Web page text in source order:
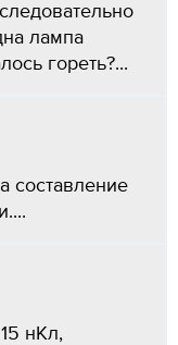
лампа
гореть?...
составление
нКл,